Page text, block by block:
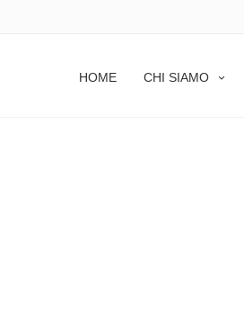
HOME CHI SIAMO